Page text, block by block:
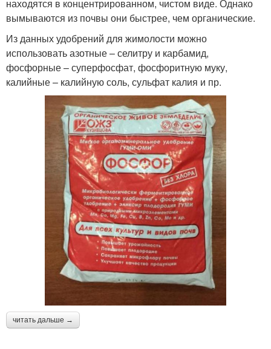
находятся в концентрированном, чистом виде. Однако
вымываются из почвы они быстрее, чем органические.
Из данных удобрений для жимолости можно
использовать азотные – селитру и карбамид,
фосфорные – суперфосфат, фосфоритную муку,
калийные – калийную соль, сульфат калия и пр.
читать дальше →